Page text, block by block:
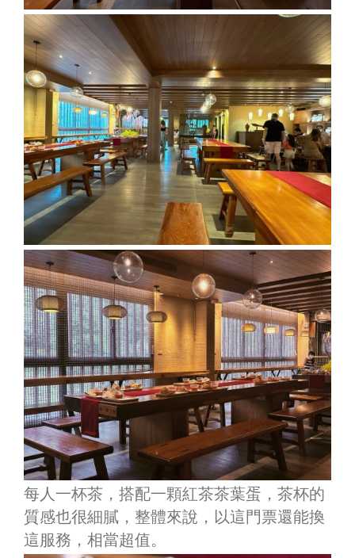
每人一杯茶，搭配一顆紅茶茶葉蛋，茶杯的
質感也很細膩，整體來說，以這門票還能換
這服務，相當超值。